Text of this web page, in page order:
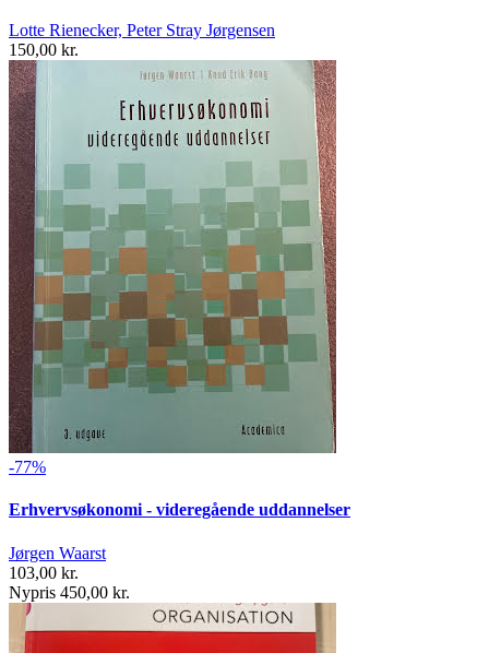
Lotte Rienecker, Peter Stray Jørgensen
150,00 kr.
-77%
Erhvervsøkonomi - videregående uddannelser
Jørgen Waarst
103,00 kr.
Nypris 450,00 kr.